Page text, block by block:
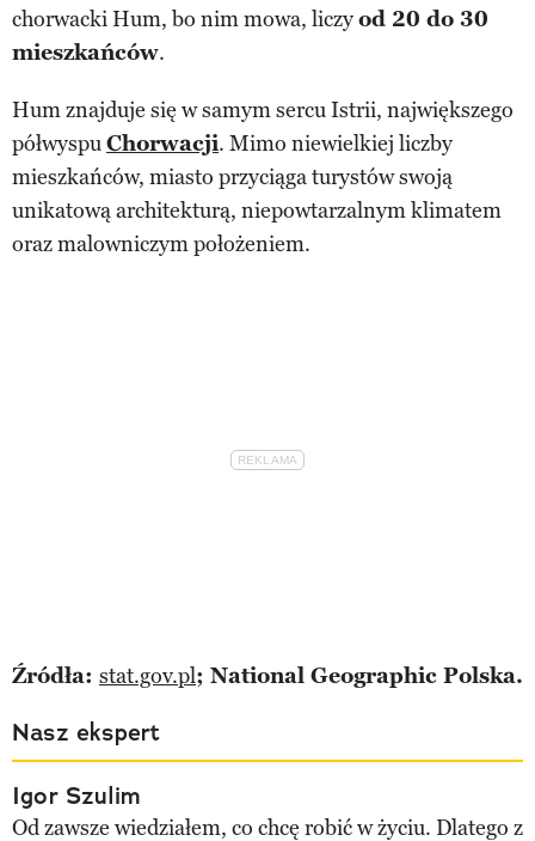
chorwacki Hum, bo nim mowa, liczyod 20 do 30
mieszkańców.
Hum znajduje się w samym sercu Istrii, największego
półwyspuChorwacji. Mimo niewielkiej liczby
mieszkańców, miasto przyciąga turystów swoją
unikatową architekturą, niepowtarzalnym klimatem
oraz malowniczym położeniem.
Źródła: stat.gov.pl; National Geographic Polska.
Nasz ekspert
Igor Szulim
Od zawsze wiedziałem, co chcę robić w życiu. Dlatego z